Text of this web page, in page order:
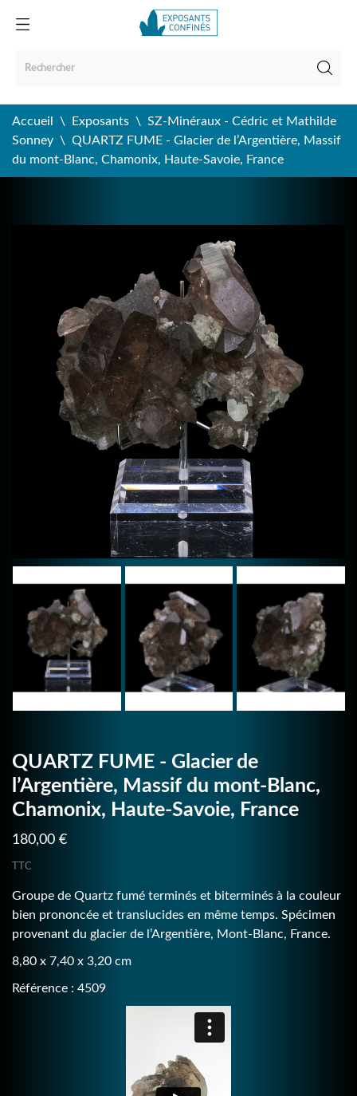
Accueil Exposants
SZ-Minéraux - Cédric et Mathilde
Sonney
QUARTZ FUME - Glacier de l’Argentière, Massif
du mont-Blanc, Chamonix, Haute-Savoie, France
QUARTZ FUME - Glacier de
l’Argentière, Massif du mont-Blanc,
Chamonix, Haute-Savoie, France
180,00 €
TTC
Groupe de Quartz fumé terminés et biterminés à la couleur
bien prononcée et translucides en même temps. Spécimen
provenant du glacier de l’Argentière, Mont-Blanc, France.
8,80 x 7,40 x 3,20 cm
Référence : 4509